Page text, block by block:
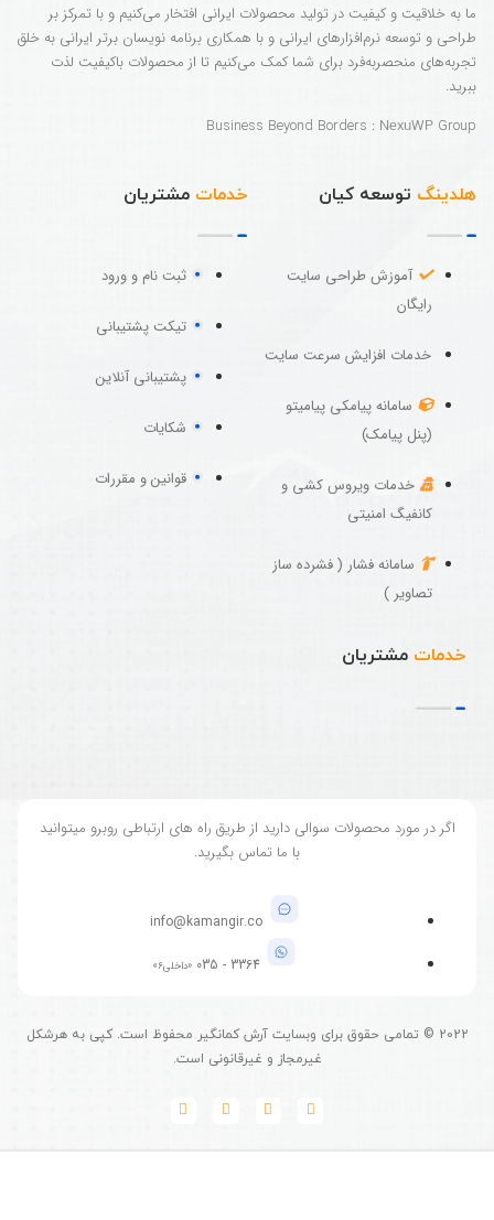
ما به خلاقیت و کیفیت در تولید محصولات ایرانی افتخار می‌کنیم و با تمرکز بر
طراحی و توسعه نرم‌افزارهای ایرانی و با همکاری برنامه نویسان برتر ایرانی به خلق
تجربه‌های منحصربه‌فرد برای شما کمک می‌کنیم تا از محصولات باکیفیت لذت
ببرید.
Business Beyond Borders : NexuWP Group
هلدینگ توسعه کیان
آموزش طراحی سایت
رایگان
خدمات افزایش سرعت سایت
سامانه پیامکی پیامیتو
(پنل پیامک)
خدمات ویروس کشی و
کانفیگ امنیتی
سامانه فشار ( فشرده ساز
تصاویر )
خدمات مشتریان
ثبت نام و ورود
تیکت پشتیبانی
پشتیبانی آنلاین
شکایات
قوانین و مقررات
خدمات مشتریان
اگر در مورد محصولات سوالی دارید از طریق راه های ارتباطی روبرو میتوانید
با ما تماس بگیرید.
info@kamangir.co
3364 - 035 «داخلی6»
2022
© تمامی حقوق برای وبسایت آرش کمانگیر محفوظ است. کپی به هرشکل
غیرمجاز و غیرقانونی است.